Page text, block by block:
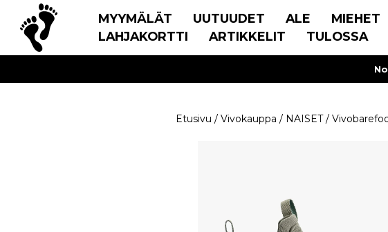
MYYMÄLÄT UUTUUDET ALE MIEHET
LAHJAKORTTI
ARTIKKELIT TULOSSA
Etusivu / Vivokauppa / NAISET/